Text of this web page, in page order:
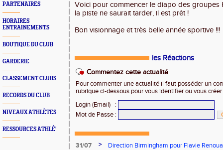
PARTENAIRES
HORAIRES
ENTRAINEMENTS
BOUTIQUE DU CLUB
GARDERIE
CLASSEMENT CLUBS
RECORDS DU CLUB
NIVEAUX ATHLÈTES
RESSOURCES ATHLÉ'
Voici pour commencer le diapo des groupes
la piste ne saurait tarder, il est prêt !
Bon visionnage et très belle année sportive !!!
les Réactions
Commentez cette actualité
Pour commenter une actualité il faut posséder un
rubrique ci-dessous pour vous identifier ou vous
Login (Email)
:
Mot de Passe :
31/07 >
Direction Birmingham pour Flavie